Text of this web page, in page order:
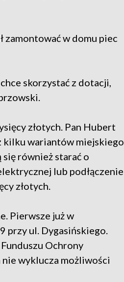
zamontować w domu piec
skorzystać z dotacji,
złotych. Pan Hubert
kilku wariantów miejskiego
również starać o
lub podłączenie
złotych.
Pierwsze już w
przy ul. Dygasińskiego.
Ochrony
wyklucza możliwości